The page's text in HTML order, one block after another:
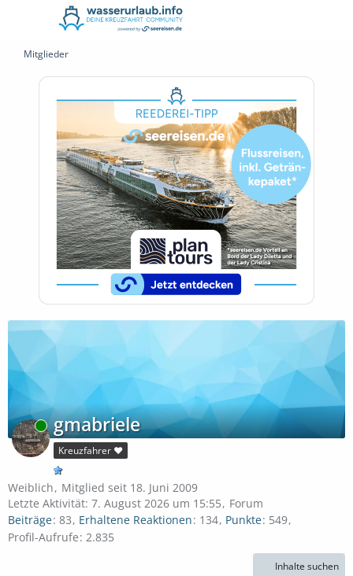
Mitglieder
Online gmabriele
Kreuzfahrer ❤️
Weiblich
Mitglied seit 18. Juni 2009
Letzte Aktivität: 7. August 2026 um 15:55
Forum
Beiträge 83 Erhaltene Reaktionen 134 Punkte 549
Profil-Aufrufe 2.835
Inhalte suchen